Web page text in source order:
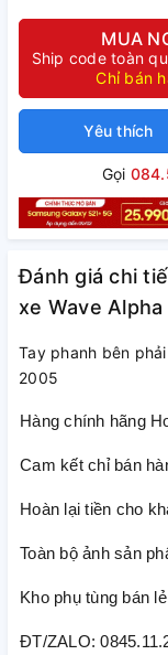
MUA
Ship code toàn
Chỉ bán
Yêu thích
Gọi
Đánh giá chi
xe Wave
Tay phanh bên
2005
Hàng chính hãng
Cam kết chỉ bán
Hoàn lại tiền cho
Toàn bộ ảnh sản
Kho phụ tùng bán
ĐT/ZALO: